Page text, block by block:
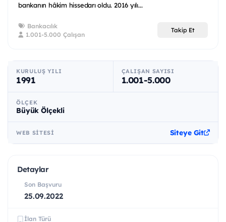
bankanın hâkim hissedarı oldu. 2016 yılı...
Bankacılık
1.001-5.000 Çalışan
Takip Et
KURULUŞ YILI
1991
ÇALIŞAN SAYISI
1.001-5.000
ÖLÇEK
Büyük Ölçekli
WEB SITESI Siteye Git
Detaylar
Son Başvuru
25.09.2022
İlan Türü